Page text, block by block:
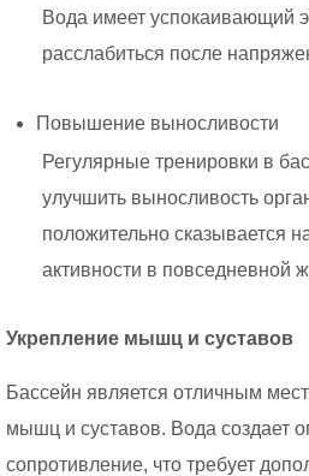
Вода имеет успокаивающий
расслабиться после
Повышение выносливости
Регулярные тренировки в
улучшить выносливость
положительно сказывается
активности в повседневной
Укрепление мышц и суставов
Бассейн является отличным
мышц и суставов. Вода создает
сопротивление, что требует